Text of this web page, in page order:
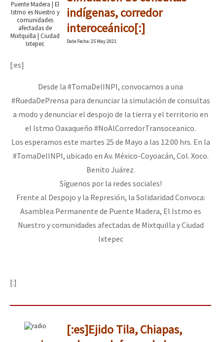
Puente Madera | El
Istmo es Nuestro y
comunidades
afectadas de
Mixtquilla | Ciudad
Ixtepec
indígenas, corredor
interoceánico[:]
DateFecha: 25 May 2021
[:es]
Desde la #TomaDelINPI, convocamos a una
#RuedaDePrensa para denunciar la simulación de consultas
a modo y denunciar el despojo de la tierra y el territorio en
el Istmo Oaxaqueño #NoAlCorredorTransoceanico.
Los esperamos este martes 25 de Mayo a las 12:00 hrs. En la
#TomaDelINPI, ubicado en Av. México-Coyoacán, Col. Xoco.
Benito Juárez.
Síguenos por la redes sociales!
Frente al Despojo y la Represión, la Solidaridad Convoca:
Asamblea Permanente de Puente Madera, El Istmo es
Nuestro y comunidades afectadas de Mixtquilla y Ciudad
Ixtepec
[:]
[:es]Ejido Tila, Chiapas,